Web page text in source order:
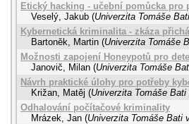
Etický hacking - učební pomůcka
Veselý, Jakub (Univerzita Tomáše
Kybernetická kriminalita - zkáza
Bartoněk, Martin (Univerzita Tomáše
Možnosti zapojení Honeypotů pro
Janovič, Milan (Univerzita Tomáše
Návrh praktické úlohy pro potřeby
Križan, Matěj (Univerzita Tomáše
Odhalování počítačové kriminality
Mrázek, Jan (Univerzita Tomáše Bati